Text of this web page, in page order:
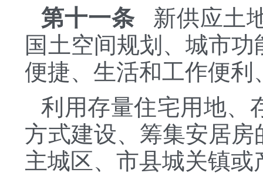
第十一条 新供应土
国土空间规划、城市
便捷、生活和工作便
利用存量住宅用地、
方式建设、筹集安居
主城区、市县城关镇或